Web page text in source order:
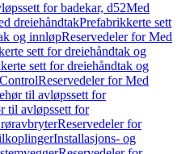
for badekar, d52Med
dreiehåndtakPrefabrikkerte sett
og innløpReservedeler for Med
sett for dreiehåndtak og
sett for dreiehåndtak og
Reservedeler for Med
til avløpssett for
til avløpssett for
Reservedeler for
Installasjons- og